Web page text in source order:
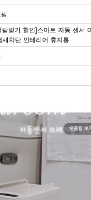
람받기 할인]스마트 자동 센서
새차단 인테리어 휴지통